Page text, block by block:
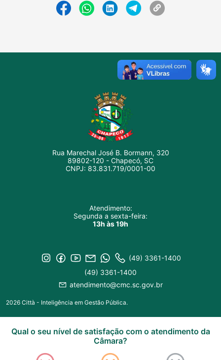
Rua Marechal José B. Bormann, 320
89802-120 - Chapecó, SC
CNPJ: 83.831.719/0001-00
Atendimento:
Segunda a sexta-feira:
13h às 19h
(49) 3361-1400
(49) 3361-1400
atendimento@cmc.sc.gov.br
2026 Città - Inteligência em Gestão Pública.
Qual o seu nível de satisfação com o atendimento da
Câmara?